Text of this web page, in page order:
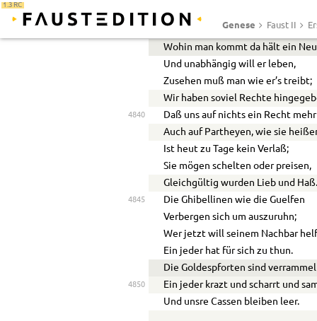
1.3 RC
Genese Faust II
Auch Herr, in deinen weiten
An wen ist der Besitz gerathen?
Wohin man kommt da hält ein
Und unabhängig will er leben,
Zusehen muß man wie er’s treibt;
Wir haben soviel Rechte
4840
Daß uns auf nichts ein Recht
Auch auf Partheyen, wie sie
Ist heut zu Tage kein Verlaß;
Sie mögen schelten oder preisen,
Gleichgültig wurden Lieb und
4845
Die Ghibellinen wie die Guelfen
Verbergen sich um auszuruhn;
Wer jetzt will seinem Nachbar
Ein jeder hat für sich zu thun.
Die Goldespforten sind
4850
Ein jeder krazt und scharrt und
Und unsre Cassen bleiben leer.